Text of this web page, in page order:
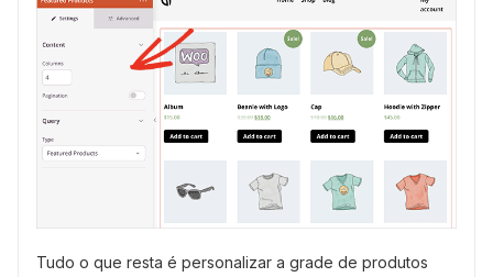
Tudo o que resta é personalizar a grade de produtos